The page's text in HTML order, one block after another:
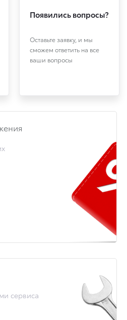
Появились вопросы?
Оставьте заявку, и мы
сможем ответить на все
ваши вопросы
сервиса